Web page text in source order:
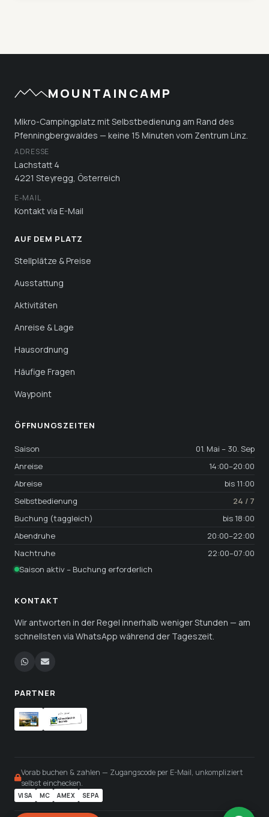
MOUNTAINCAMP
Mikro-Campingplatz mit Selbstbedienung am Rand des
Pfenningbergwaldes — keine 15 Minuten vom Zentrum Linz.
ADRESSE
Lachstatt 4
4221 Steyregg, Österreich
E-MAIL
Kontakt via E-Mail
AUF DEM PLATZ
Stellplätze & Preise
Ausstattung
Aktivitäten
Anreise & Lage
Hausordnung
Häufige Fragen
Waypoint
ÖFFNUNGS­ZEITEN
Saison
01. Mai – 30. Sep
Anreise
14:00–20:00
Abreise
bis 11:00
Selbstbedienung
24 / 7
Buchung (taggleich)
bis 18:00
Abendruhe
20:00–22:00
Nachtruhe
22:00–07:00
Saison aktiv – Buchung erforderlich
KONTAKT
Wir antworten in der Regel innerhalb weniger Stunden — am
schnellsten via WhatsApp während der Tageszeit.
PARTNER
Vorab buchen & zahlen — Zugangscode per E-Mail, unkompliziert
selbst einchecken.
VISA MC AMEX SEPA